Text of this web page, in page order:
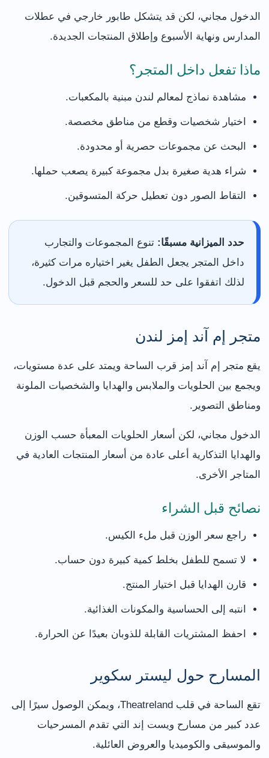
الدخول مجاني، لكن قد يتشكل طابور خارجي في عطلات
المدارس ونهاية الأسبوع وإطلاق المنتجات الجديدة.
ماذا تفعل داخل المتجر؟
مشاهدة نماذج لمعالم لندن مبنية بالمكعبات.
اختيار شخصيات وقطع من مناطق مخصصة.
البحث عن مجموعات حصرية أو محدودة.
شراء هدية صغيرة بدل مجموعة كبيرة يصعب حملها.
التقاط الصور دون تعطيل حركة المتسوقين.
حدد الميزانية مسبقًا: تنوع المجموعات والتجارب
داخل المتجر يجعل الطفل يغير اختياره مرات كثيرة،
لذلك اتفقوا على حد للسعر والحجم قبل الدخول.
متجر إم آند إمز لندن
يقع متجر إم آند إمز قرب الساحة ويمتد على عدة مستويات،
ويجمع بين الحلويات والملابس والهدايا والشخصيات الملونة
ومناطق التصوير.
الدخول مجاني، لكن أسعار الحلويات المعبأة حسب الوزن
والهدايا التذكارية أعلى عادة من أسعار المنتجات العادية في
المتاجر الأخرى.
نصائح قبل الشراء
راجع سعر الوزن قبل ملء الكيس.
لا تسمح للطفل بخلط كمية كبيرة دون حساب.
قارن الهدايا قبل اختيار المنتج.
انتبه إلى الحساسية والمكونات الغذائية.
احفظ المشتريات القابلة للذوبان بعيدًا عن الحرارة.
المسارح حول ليستر سكوير
تقع الساحة في قلب Theatreland، ويمكن الوصول سيرًا إلى
عدد كبير من مسارح ويست إند التي تقدم المسرحيات
والموسيقى والكوميديا والعروض العائلية.